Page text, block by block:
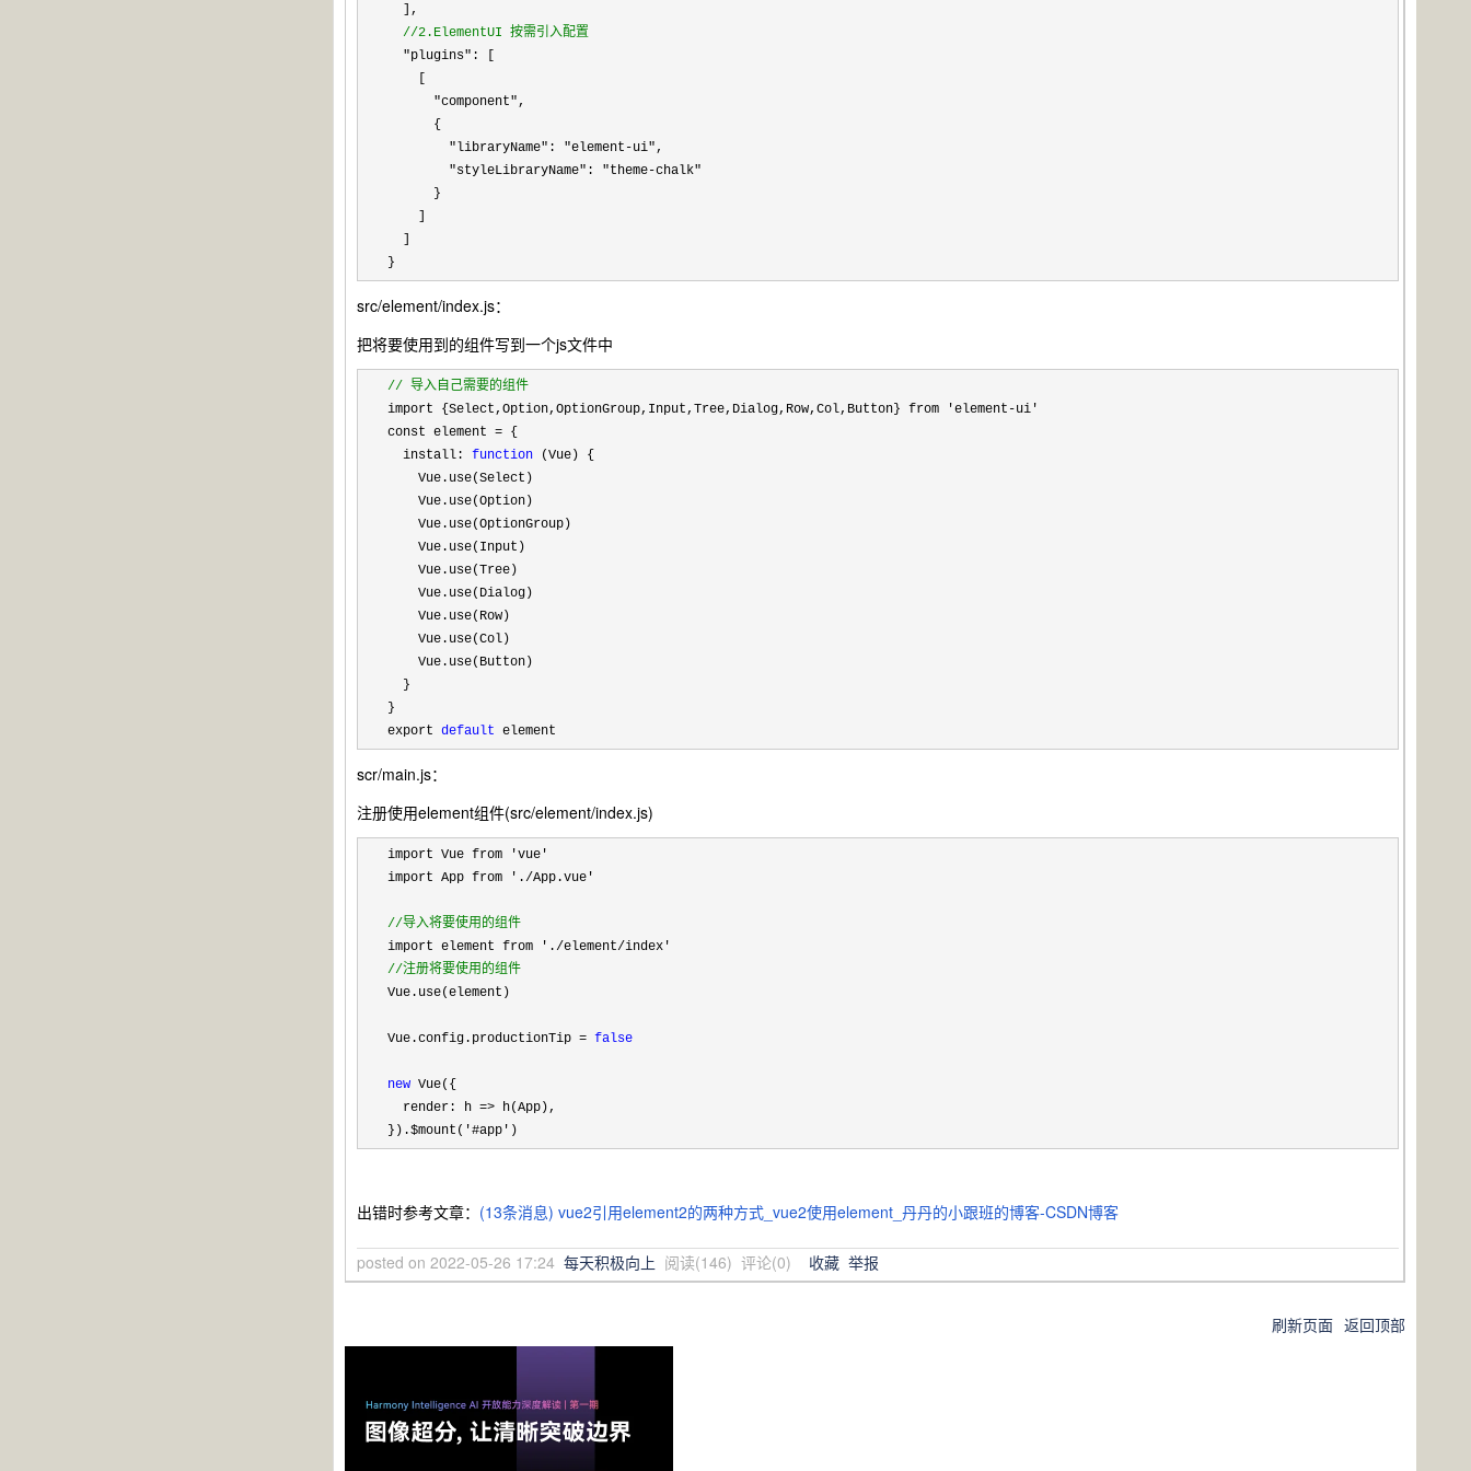
  ],
//2.ElementUI 按需引入配置
  "plugins"
: [
"component",
      {
"libraryName": "element-ui",
"styleLibraryName": "theme-chalk"
      }
}
src/element/index.js：
把将要使用到的组件写到一个js文件中
// 导入自己需要的组件
import {Select,Option,OptionGroup,Input,Tree,Dialog,Row,Col,Button} from 'element-ui'
const element = {
  install:
function (Vue) {
    Vue.use(Select)
    Vue.use(Option)
    Vue.use(OptionGroup)
    Vue.use(Input)
    Vue.use(Tree)
    Vue.use(Dialog)
    Vue.use(Row)
    Vue.use(Col)
    Vue.use(Button)
  }
}
export default element
scr/main.js：
注册使用element组件(src/element/index.js)
import Vue from 'vue'
import App from
'./App.vue'
//导入将要使用的组件
//注册将要使用的组件
Vue.use(element)
Vue.config.productionTip = false
new Vue({
  render: h
=> h(App),
}).$mount( '#app')
出错时参考文章： (13条消息) vue2引用element2的两种方式_vue2使用element_丹丹的小跟班的博客-CSDN博客
posted on 2022-05-26 17:24 每天积极向上 阅读(146) 评论(0) 收藏 举报
刷新页面 返回顶部